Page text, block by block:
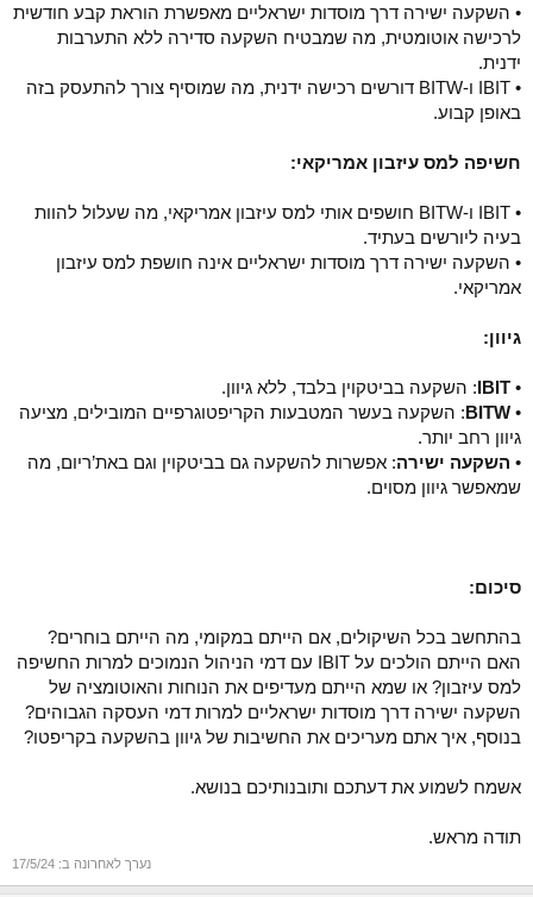
• השקעה ישירה דרך מוסדות ישראליים מאפשרת הוראת קבע חודשית
לרכישה אוטומטית, מה שמבטיח השקעה סדירה ללא התערבות
ידנית.
• IBIT ו-BITW דורשים רכישה ידנית, מה שמוסיף צורך להתעסק בזה
באופן קבוע.
חשיפה למס עיזבון אמריקאי:
• IBIT ו-BITW חושפים אותי למס עיזבון אמריקאי, מה שעלול להוות
בעיה ליורשים בעתיד.
• השקעה ישירה דרך מוסדות ישראליים אינה חושפת למס עיזבון
אמריקאי.
גיוון:
•
IBIT: השקעה בביטקוין בלבד, ללא גיוון.
•
BITW: השקעה בעשר המטבעות הקריפטוגרפיים המובילים, מציעה
גיוון רחב יותר.
• השקעה ישירה: אפשרות להשקעה גם בביטקוין וגם באת’ריום, מה
שמאפשר גיוון מסוים.
סיכום:
בהתחשב בכל השיקולים, אם הייתם במקומי, מה הייתם בוחרים?
האם הייתם הולכים על IBIT עם דמי הניהול הנמוכים למרות החשיפה
למס עיזבון? או שמא הייתם מעדיפים את הנוחות והאוטומציה של
השקעה ישירה דרך מוסדות ישראליים למרות דמי העסקה הגבוהים?
בנוסף, איך אתם מעריכים את החשיבות של גיוון בהשקעה בקריפטו?
אשמח לשמוע את דעתכם ותובנותיכם בנושא.
תודה מראש.
נערך לאחרונה ב: 17/5/24